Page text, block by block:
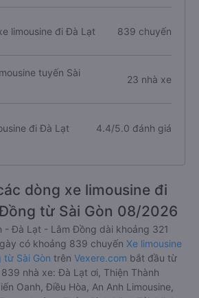
limousine đi Đà Lạt 839 chuyến
tuyến Sài
23 nhà xe
đi Đà Lạt 4.4/5.0 đánh giá
dòng xe limousine đi
từ Sài Gòn 08/2026
- Đà Lạt - Lâm Đồng dài khoảng 321
có khoảng 839 chuyến Xe limousine
Sài Gòn trên Vexere.com bắt đầu từ
nhà xe: Đà Lạt ơi, Thiện Thành
Oanh, Điều Hòa, An Anh Limousine,